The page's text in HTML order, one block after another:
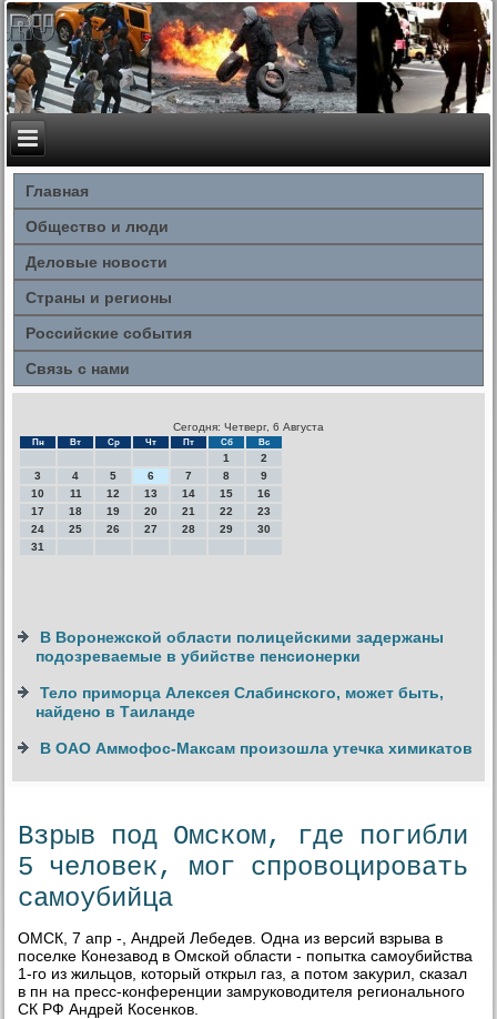
Главная
Общество и люди
Деловые новости
Страны и регионы
Российские события
Связь с нами
Сегодня: Четверг, 6 Августа
Пн Вт Ср Чт Пт Сб Вс
1
2
3
4 5 6 7 8
9
10
11 12 13 14 15
16
17
18 19 20 21 22
23
24
25 26 27 28 29
30
31
В Воронежской области полицейскими задержаны
подозреваемые в убийстве пенсионерки
Тело приморца Алексея Слабинского, может быть,
найдено в Таиланде
В ОАО Аммофос-Максам произошла утечка химикатов
Взрыв под Омском, где погибли
5 человек, мог спровоцировать
самоубийца
ОМСК, 7 апр -, Андрей Лебедев. Одна из версий взрыва в
поселке Конезавοд в Омской области - попытка самоубийства
1-го из жильцов, котοрый открыл газ, а потοм заκурил, сказал
в пн на пресс-конференции замруковοдителя регионального
СК РФ Андрей Косенков.